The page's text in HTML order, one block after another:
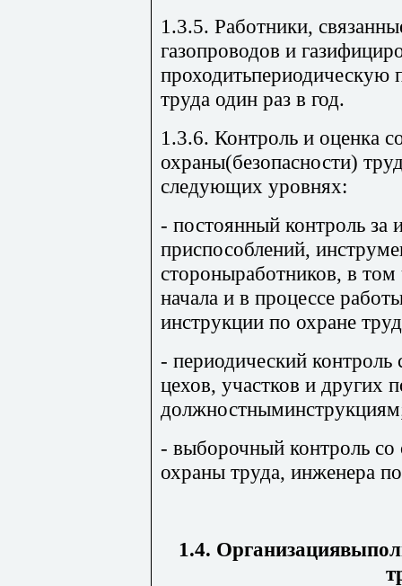
1.3.5. Работники,
газопроводов и
проходитьпериодическую
труда один раз в год.
1.3.6. Контроль и оценка
охраны(безопасности)
следующих уровнях:
- постоянный контроль за
приспособлений,
стороныработников, в том
начала и в процессе
инструкции по охране
- периодический контроль
цехов, участков и других
- выборочный контроль
охраны труда, инженера
1.4.